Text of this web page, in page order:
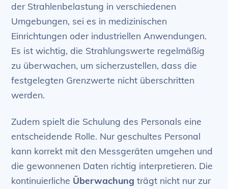
der Strahlenbelastung in verschiedenen
Umgebungen, sei es in medizinischen
Einrichtungen oder industriellen Anwendungen.
Es ist wichtig, die Strahlungswerte regelmäßig
zu überwachen, um sicherzustellen, dass die
festgelegten Grenzwerte nicht überschritten
werden.
Zudem spielt die Schulung des Personals eine
entscheidende Rolle. Nur geschultes Personal
kann korrekt mit den Messgeräten umgehen und
die gewonnenen Daten richtig interpretieren. Die
kontinuierliche Überwachung trägt nicht nur zur